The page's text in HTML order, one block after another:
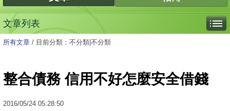
文章列表
所有文章 / 目前分類：不分類|不分類
整合債務 信用不好怎麼安全借錢
2016/05/24 05:28:50